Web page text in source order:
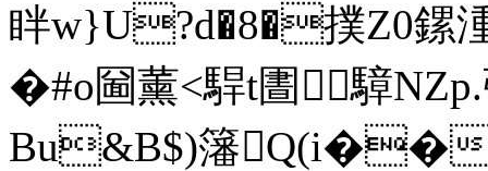
眫w}U?d�8�撲Z0鏍
�#o圙薰<駻t圕騿
Bu&B$)籓Q(i��